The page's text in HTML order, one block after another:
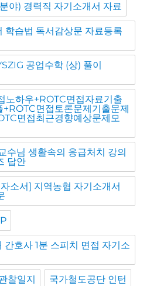
야) 경력직 자기소개서 자료
학습법 독서감상문 자료등록
공업수학 (상) 풀이
노하우+ROTC면접자료기출
면접토론문제기출문제
면접최근경향예상문제모
수님 생활속의 응급처치 강의
답안
소서] 지역농협 자기소개서
간호사 1분 스피치 면접 자기소
찰일지 국가철도공단 인턴